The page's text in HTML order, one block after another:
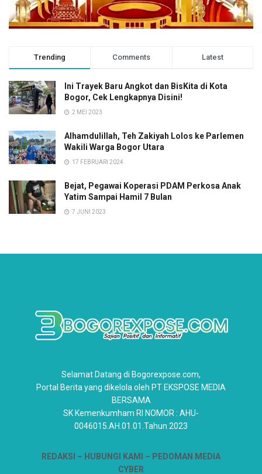
Trending Comments Latest
Ini Trayek Baru Angkot dan BisKita di Kota
Bogor, Cek Lengkapnya Disini!
2 MEI 2023
Alhamdulillah, Teh Zakiyah Lolos ke Parlemen
Wakili Warga Bogor Utara
17 FEBRUARI 2024
Bejat, Pegawai Koperasi PDAM Perkosa Anak
Yatim Sampai Hamil 7 Bulan
7 JUNI 2023
Selamat Datang di Bogorexpose.com,
Portal Berita yang dikelola oleh PT EKSPOSE MEDIA
BERSAMA
SK Kemenkumham RI NOMOR : AHU-
0046015.AH.01.01.Tahun 2023
REDAKSI – HUBUNGI KAMI – PEDOMAN MEDIA
CYBER